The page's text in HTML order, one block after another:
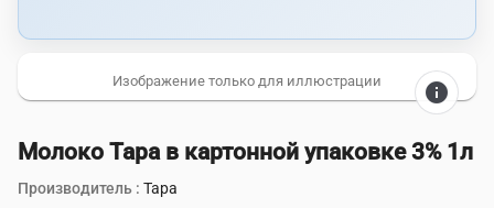
info
Изображение только для иллюстрации
Молоко Тара в картонной упаковке 3% 1л
Производитель : Тара